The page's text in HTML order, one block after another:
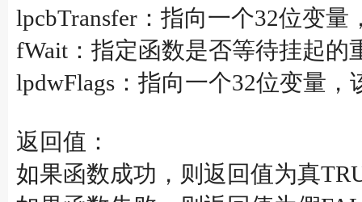
lpcbTransfer：指向一个32位变
fWait：指定函数是否等待挂起的
lpdwFlags：指向一个32位变量
返回值：
如果函数成功，则返回值为真